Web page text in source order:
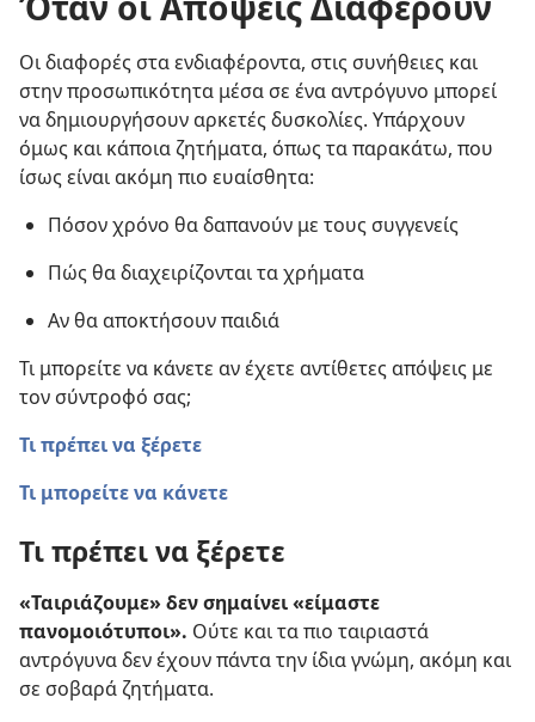
Οι διαφορές στα ενδιαφέροντα, στις συνήθειες και
στην προσωπικότητα μέσα σε ένα αντρόγυνο μπορεί
να δημιουργήσουν αρκετές δυσκολίες. Υπάρχουν
όμως και κάποια ζητήματα, όπως τα παρακάτω, που
ίσως είναι ακόμη πιο ευαίσθητα:
Πόσον χρόνο θα δαπανούν με τους συγγενείς
Πώς θα διαχειρίζονται τα χρήματα
Αν θα αποκτήσουν παιδιά
Τι μπορείτε να κάνετε αν έχετε αντίθετες απόψεις με
τον σύντροφό σας;
Τι πρέπει να ξέρετε
Τι μπορείτε να κάνετε
Τι πρέπει να ξέρετε
«Ταιριάζουμε» δεν σημαίνει «είμαστε
πανομοιότυποι». Ούτε και τα πιο ταιριαστά
αντρόγυνα δεν έχουν πάντα την ίδια γνώμη, ακόμη και
σε σοβαρά ζητήματα.